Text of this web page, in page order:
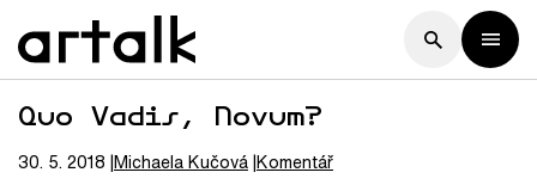
Quo Vadis, Novum?
30. 5. 2018 MichaelaKučová Komentář